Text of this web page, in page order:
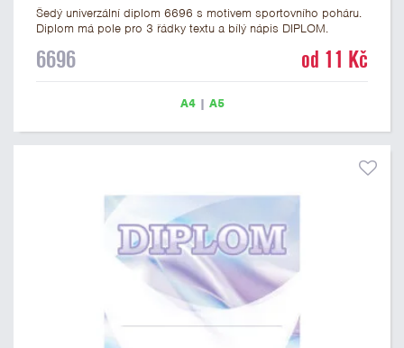
Šedý univerzální diplom 6696 s motivem sportovního poháru.
Diplom má pole pro 3 řádky textu a bílý nápis DIPLOM.
univerzální diplom je vhodný pro většinu soutěží, ke kterým by
6696 od 11 Kč
A4| A5